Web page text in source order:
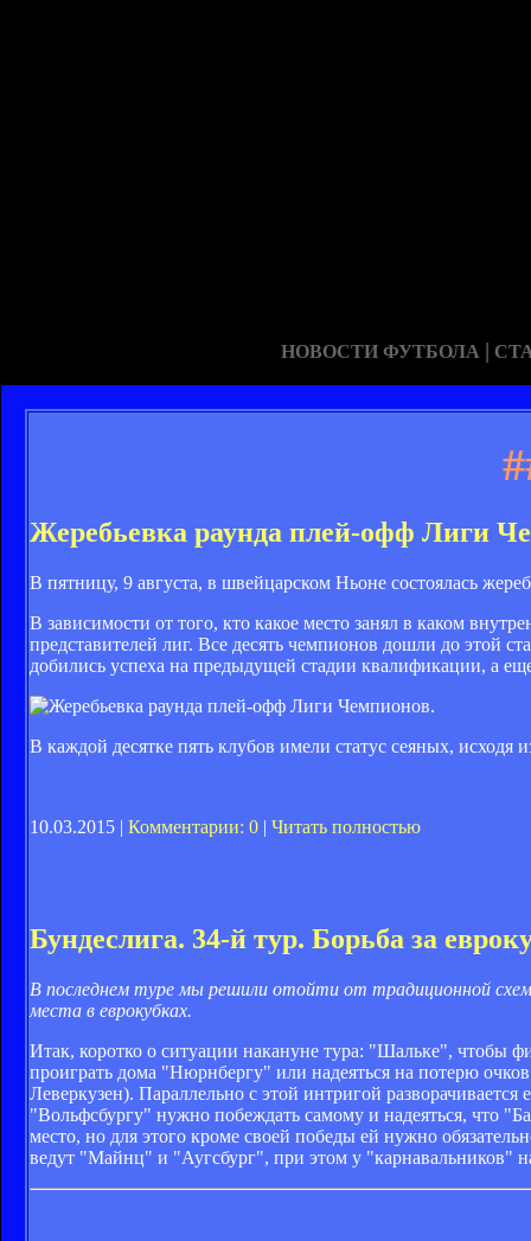
НОВОСТИ ФУТБОЛА |
Жеребьевка раунда плей-офф Лиги
В пятницу, 9 августа, в швейцарском Ньоне состоялась
В зависимости от того, кто какое место занял в каком
представителей лиг. Все десять чемпионов дошли до этой
добились успеха на предыдущей стадии квалификации, а
В каждой десятке пять клубов имели статус сеяных, исходя
10.03.2015 | Комментарии: 0 | Читать полностью
Бундеслига. 34-й тур. Борьба за
В последнем туре мы решили отойти от традиционной
места в еврокубках.
Итак, коротко о ситуации накануне тура: "Шальке", чтобы
проиграть дома "Нюрнбергу" или надеяться на потерю
Леверкузен). Параллельно с этой интригой
"Вольфсбургу" нужно побеждать самому и надеяться, что
место, но для этого кроме своей победы ей нужно
ведут "Майнц" и "Аугсбург", при этом у "карнавальников"